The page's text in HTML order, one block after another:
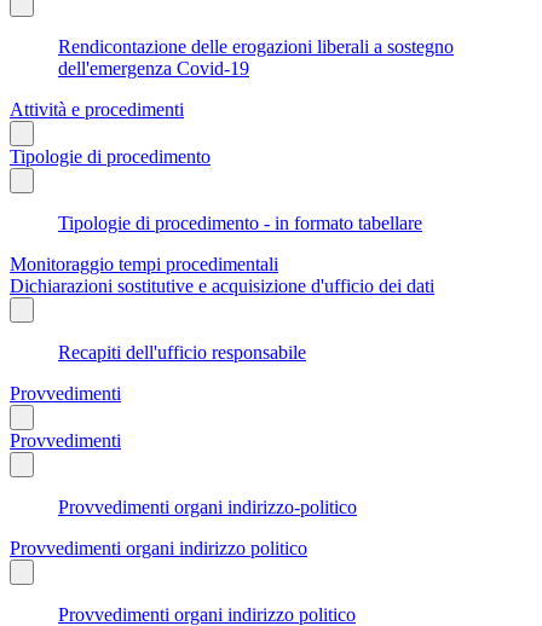
Rendicontazione delle erogazioni liberali a sostegno
dell'emergenza Covid-19
Attività e procedimenti
Tipologie di procedimento
Tipologie di procedimento - in formato tabellare
Monitoraggio tempi procedimentali
Dichiarazioni sostitutive e acquisizione d'ufficio dei dati
Recapiti dell'ufficio responsabile
Provvedimenti
Provvedimenti
Provvedimenti organi indirizzo-politico
Provvedimenti organi indirizzo politico
Provvedimenti organi indirizzo politico